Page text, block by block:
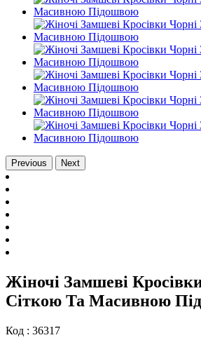
Previous Next
Жіночі Замшеві
Сіткою Та Масивною
Код : 36317